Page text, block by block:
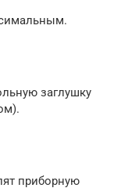
заглушку
приборную